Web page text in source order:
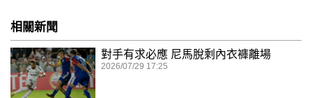
相關新聞
對手有求必應 尼馬脫剩內衣褲離場
2026/07/29 17:25